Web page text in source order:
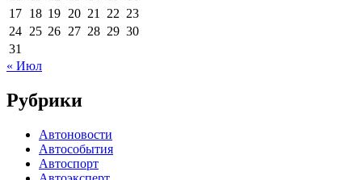
17 18 19 20 21 22 23
24 25 26 27 28 29 30
31
« Июл
Рубрики
Автоновости
Автособытия
Автоспорт